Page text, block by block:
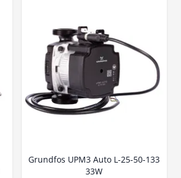
Grundfos UPM3 Auto L-25-50-133
33W